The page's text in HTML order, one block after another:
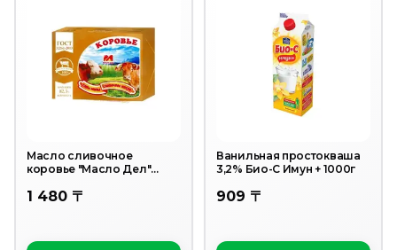
Масло сливочное
коровье "Масло Дел"
1 480 〒
Ванильная простокваша
3,2% Био-С Имун + 1000г
909 〒